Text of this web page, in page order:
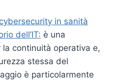
in sanità
dell’IT: è una
continuità operativa e,
stessa del
è particolarmente